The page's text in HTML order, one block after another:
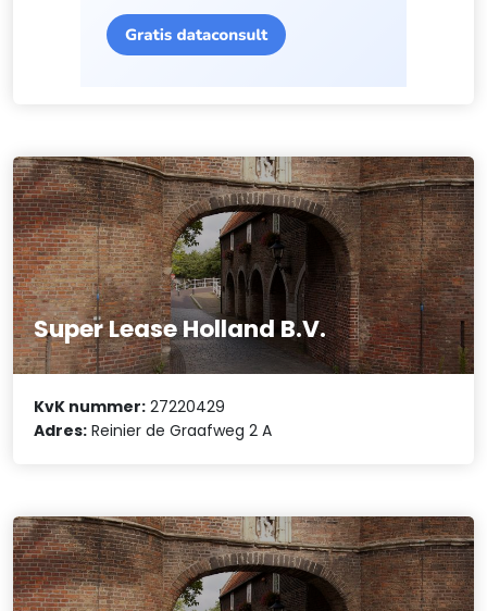
Super Lease Holland B.V.
KvK nummer: 27220429
Adres: Reinier de Graafweg 2 A